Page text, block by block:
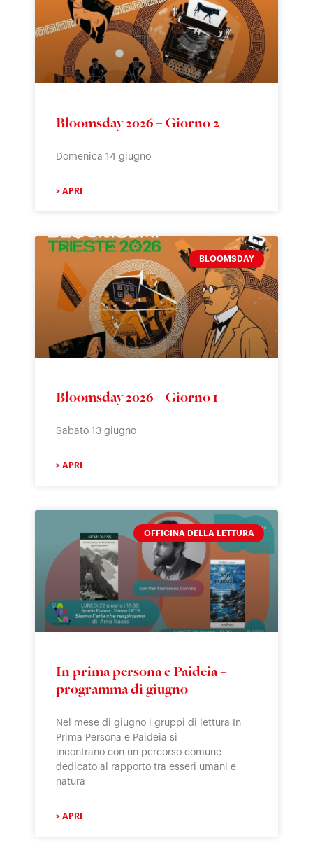
Bloomsday 2026 – Giorno 2
Domenica 14 giugno
> APRI
BLOOMSDAY
Bloomsday 2026 – Giorno 1
Sabato 13 giugno
> APRI
OFFICINA DELLA LETTURA
In prima persona e Paideia –
programma di giugno
Nel mese di giugno i gruppi di lettura In
Prima Persona e Paideia si
incontrano con un percorso comune
dedicato al rapporto tra esseri umani e
natura
> APRI